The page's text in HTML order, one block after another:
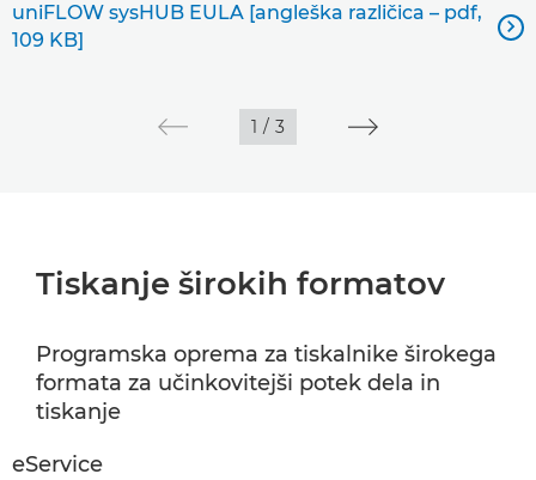
uniFLOW sysHUB EULA [angleška različica – pdf,
109 KB]

1 / 3
Tiskanje širokih formatov
Programska oprema za tiskalnike širokega
formata za učinkovitejši potek dela in
tiskanje
eService